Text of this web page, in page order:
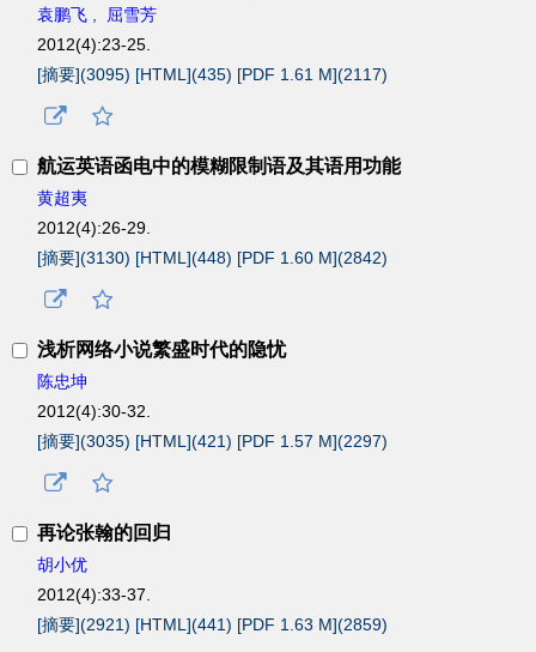
袁鹏飞 ,
屈雪芳
2012(4):23-25.
[摘要](3095) [HTML](435) [PDF 1.61 M](2117)
航运英语函电中的模糊限制语及其语用功能
黄超夷
2012(4):26-29.
[摘要](3130) [HTML](448) [PDF 1.60 M](2842)
浅析网络小说繁盛时代的隐忧
陈忠坤
2012(4):30-32.
[摘要](3035) [HTML](421) [PDF 1.57 M](2297)
再论张翰的回归
胡小优
2012(4):33-37.
[摘要](2921) [HTML](441) [PDF 1.63 M](2859)